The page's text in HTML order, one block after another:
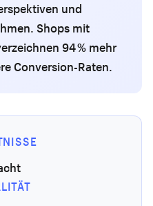
und
Shops mit
94 % mehr
Conversion-Raten.